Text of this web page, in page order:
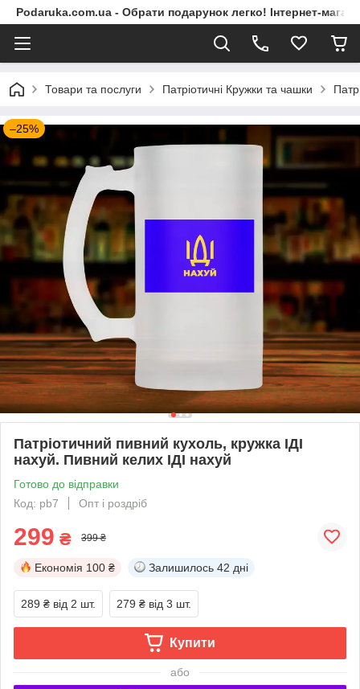
Podaruka.com.ua - Обрати подарунок легко! Інтернет-
Товари та послуги Патріотичні Кружки та чашки
–25%
Патріотичний пивний кухоль, кружка ІДІ
нахуй. Пивний келих ІДІ нахуй
Готово до відправки
Код: pb7
Опт і роздріб
299 ₴ 399 ₴
Економія 100 ₴ Залишилось 42 дні
289 ₴ від 2 шт. 279 ₴ від 3 шт.
Купити
або